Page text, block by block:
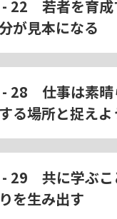
- 22 若者を育成
が見本になる
- 28 仕事は素晴
る場所と捉えよ
- 29 共に学ぶこ
を生み出す